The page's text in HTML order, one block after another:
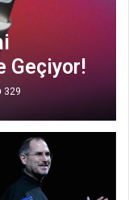
Geçiyor!
329